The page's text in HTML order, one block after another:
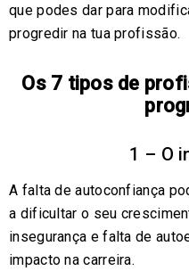
que podes dar para
progredir na tua profissão.
Os 7 tipos de
1 – O
A falta de autoconfiança
a dificultar o seu
insegurança e falta de
impacto na carreira.